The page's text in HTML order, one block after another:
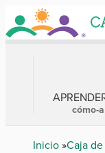
Skip
to
main
cómo-
Breadcrumb
Inicio Caja